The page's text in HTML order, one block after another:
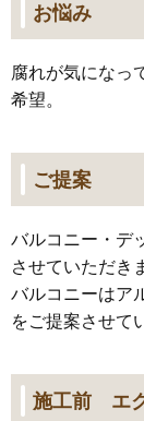
お悩み
腐れが気になっ
希望。
ご提案
バルコニー・デ
させていただき
バルコニーはア
をご提案させて
施工前 エ